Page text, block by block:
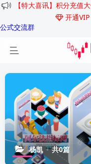
【特大喜讯】积分充值
开通VIP
公式交流群
杨凯 共0篇